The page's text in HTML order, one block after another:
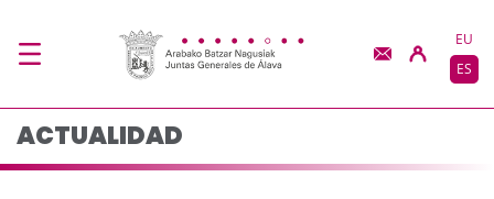
Asuntos tratados por
EU
ES
ACTUALIDAD